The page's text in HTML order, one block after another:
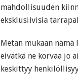
mahdollisuuden
eksklusiivisia
Metan mukaan
eivätkä ne korvaa jo
keskittyy